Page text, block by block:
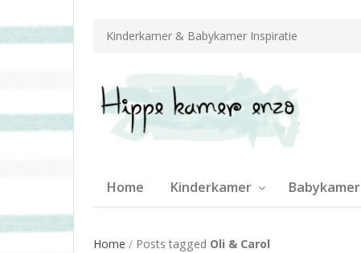
Kinderkamer & Babykamer Inspiratie
Home Kinderkamer Babykamer
Home / Posts tagged Oli & Carol